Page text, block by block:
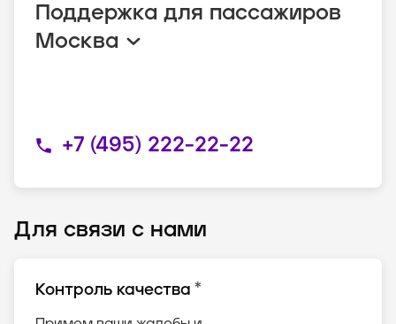
Поддержка для пассажиров
Москва
+7 (495) 222-22-22
Для связи с нами
Контроль качества *